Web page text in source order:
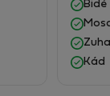
Bidé
Kád